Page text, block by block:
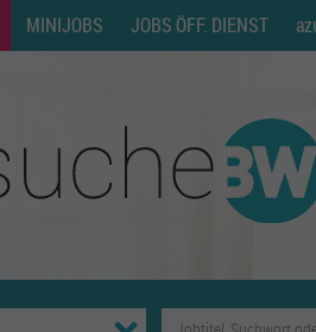
MINIJOBS JOBS ÖFF. DIENST